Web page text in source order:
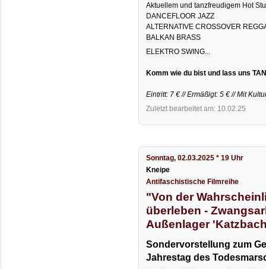
Aktuellem und tanzfreudigem Hot
DANCEFLOOR JAZZ
ALTERNATIVE CROSSOVER
BALKAN BRASS
ELEKTRO SWING...
Komm wie du bist und lass uns
Eintritt: 7 € // Ermäßigt: 5 € // Mit
Zuletzt bearbeitet am: 10.02.25
Sonntag, 02.03.2025 * 19 Uhr
Kneipe
Antifaschistische Filmreihe
"Von der
überleben -
Außenlager
Sondervorstellung zum
Jahrestag des